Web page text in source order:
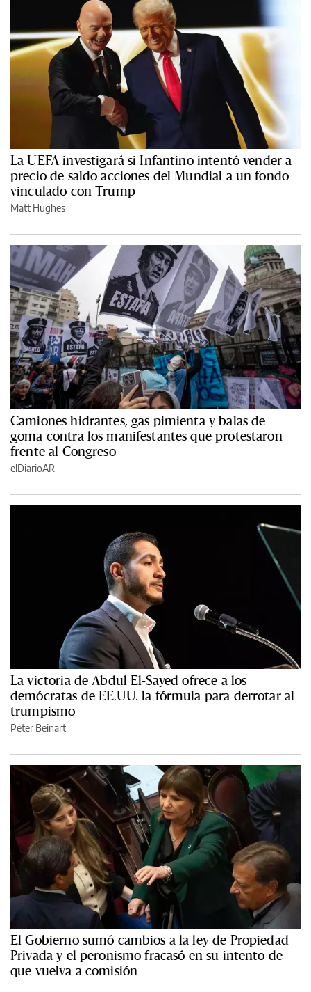
La UEFA investigará si Infantino intentó vender a
precio de saldo acciones del Mundial a un fondo
vinculado con Trump
Matt Hughes
Camiones hidrantes, gas pimienta y balas de
goma contra los manifestantes que protestaron
frente al Congreso
elDiarioAR
La victoria de Abdul El-Sayed ofrece a los
demócratas de EE.UU. la fórmula para derrotar al
trumpismo
Peter Beinart
El Gobierno sumó cambios a la ley de Propiedad
Privada y el peronismo fracasó en su intento de
que vuelva a comisión